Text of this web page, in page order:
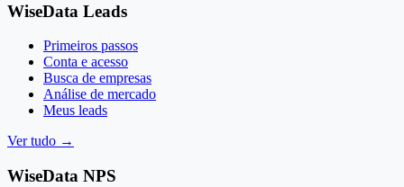
WiseData Leads
Primeiros passos
Conta e acesso
Busca de empresas
Análise de mercado
Meus leads
Ver tudo →
WiseData NPS